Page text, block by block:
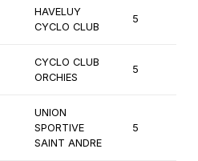
HAVELUY
CYCLO CLUB
5
CYCLO CLUB
ORCHIES
5
UNION
SPORTIVE
SAINT ANDRE
5